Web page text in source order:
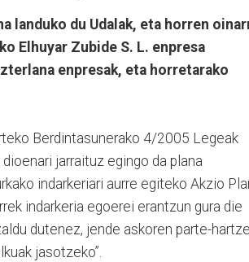
landuko du Udalak, eta horren
Elhuyar Zubide S. L. enpresa
enpresak, eta horretarako
Berdintasunerako 4/2005 Legeak
jarraituz egingo da plana
indarkeriari aurre egiteko Akzio
indarkeria egoerei erantzun gura die
dutenez, jende askoren parte-
jasotzeko”.